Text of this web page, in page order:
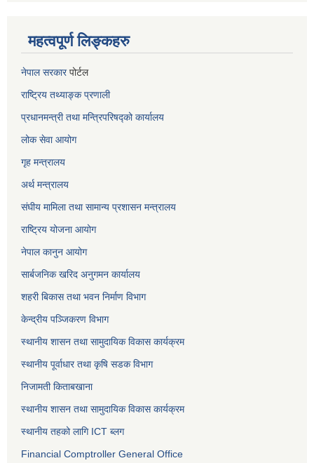
महत्वपूर्ण लिङ्कहरु
नेपाल सरकारपोर्टल
राष्ट्रिय तथ्याङ्क प्रणाली
प्रधानमन्त्री तथा मन्त्रिपरिषद्को कार्यालय
लोक सेवाआयोग
गृह मन्त्रालय
अर्थ मन्त्रालय
संघीय मामिला तथा सामान्य प्रशासन मन्त्रालय
राष्ट्रिय योजना आयोग
नेपाल कानुन आयोग
सार्बजनिक खरिद अनुगमन कार्यालय
शहरी बिकास तथा भवन निर्माण विभाग
केन्द्रीय पञ्जिकरण विभाग
स्थानीय शासन तथा सामुदायिक विकास कार्यक्रम
स्थानीय पूर्वाधार तथा कृषि सडक विभाग
निजामती किताबखाना
स्थानीय शासन तथा सामुदायिक विकास कार्यक्रम
स्थानीय तहको लागि ICT ब्लग
Financial Comptroller General Office